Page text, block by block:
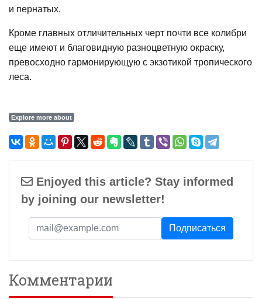
и пернатых.
Кроме главных отличительных черт почти все колибри
еще имеют и благовидную разноцветную окраску,
превосходно гармонирующую с экзотикой тропического
леса.
Explore more about
Enjoyed this article? Stay informed
by joining our newsletter!
Комментарии